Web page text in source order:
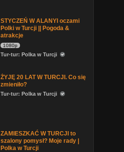
STYCZEŃ W ALANYI oczami
Polki w Turcji || Pogoda &
atrakcje
1080p
Tur-tur: Polka w Turcji
ŻYJĘ 20 LAT W TURCJI. Co się
zmieniło?
Tur-tur: Polka w Turcji
ZAMIESZKAĆ W TURCJI to
szalony pomysł? Moje rady |
Polka w Turcji